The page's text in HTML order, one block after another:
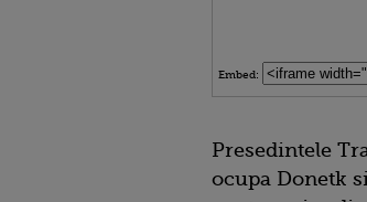
Embed:
Presedintele
ocupa Donetk